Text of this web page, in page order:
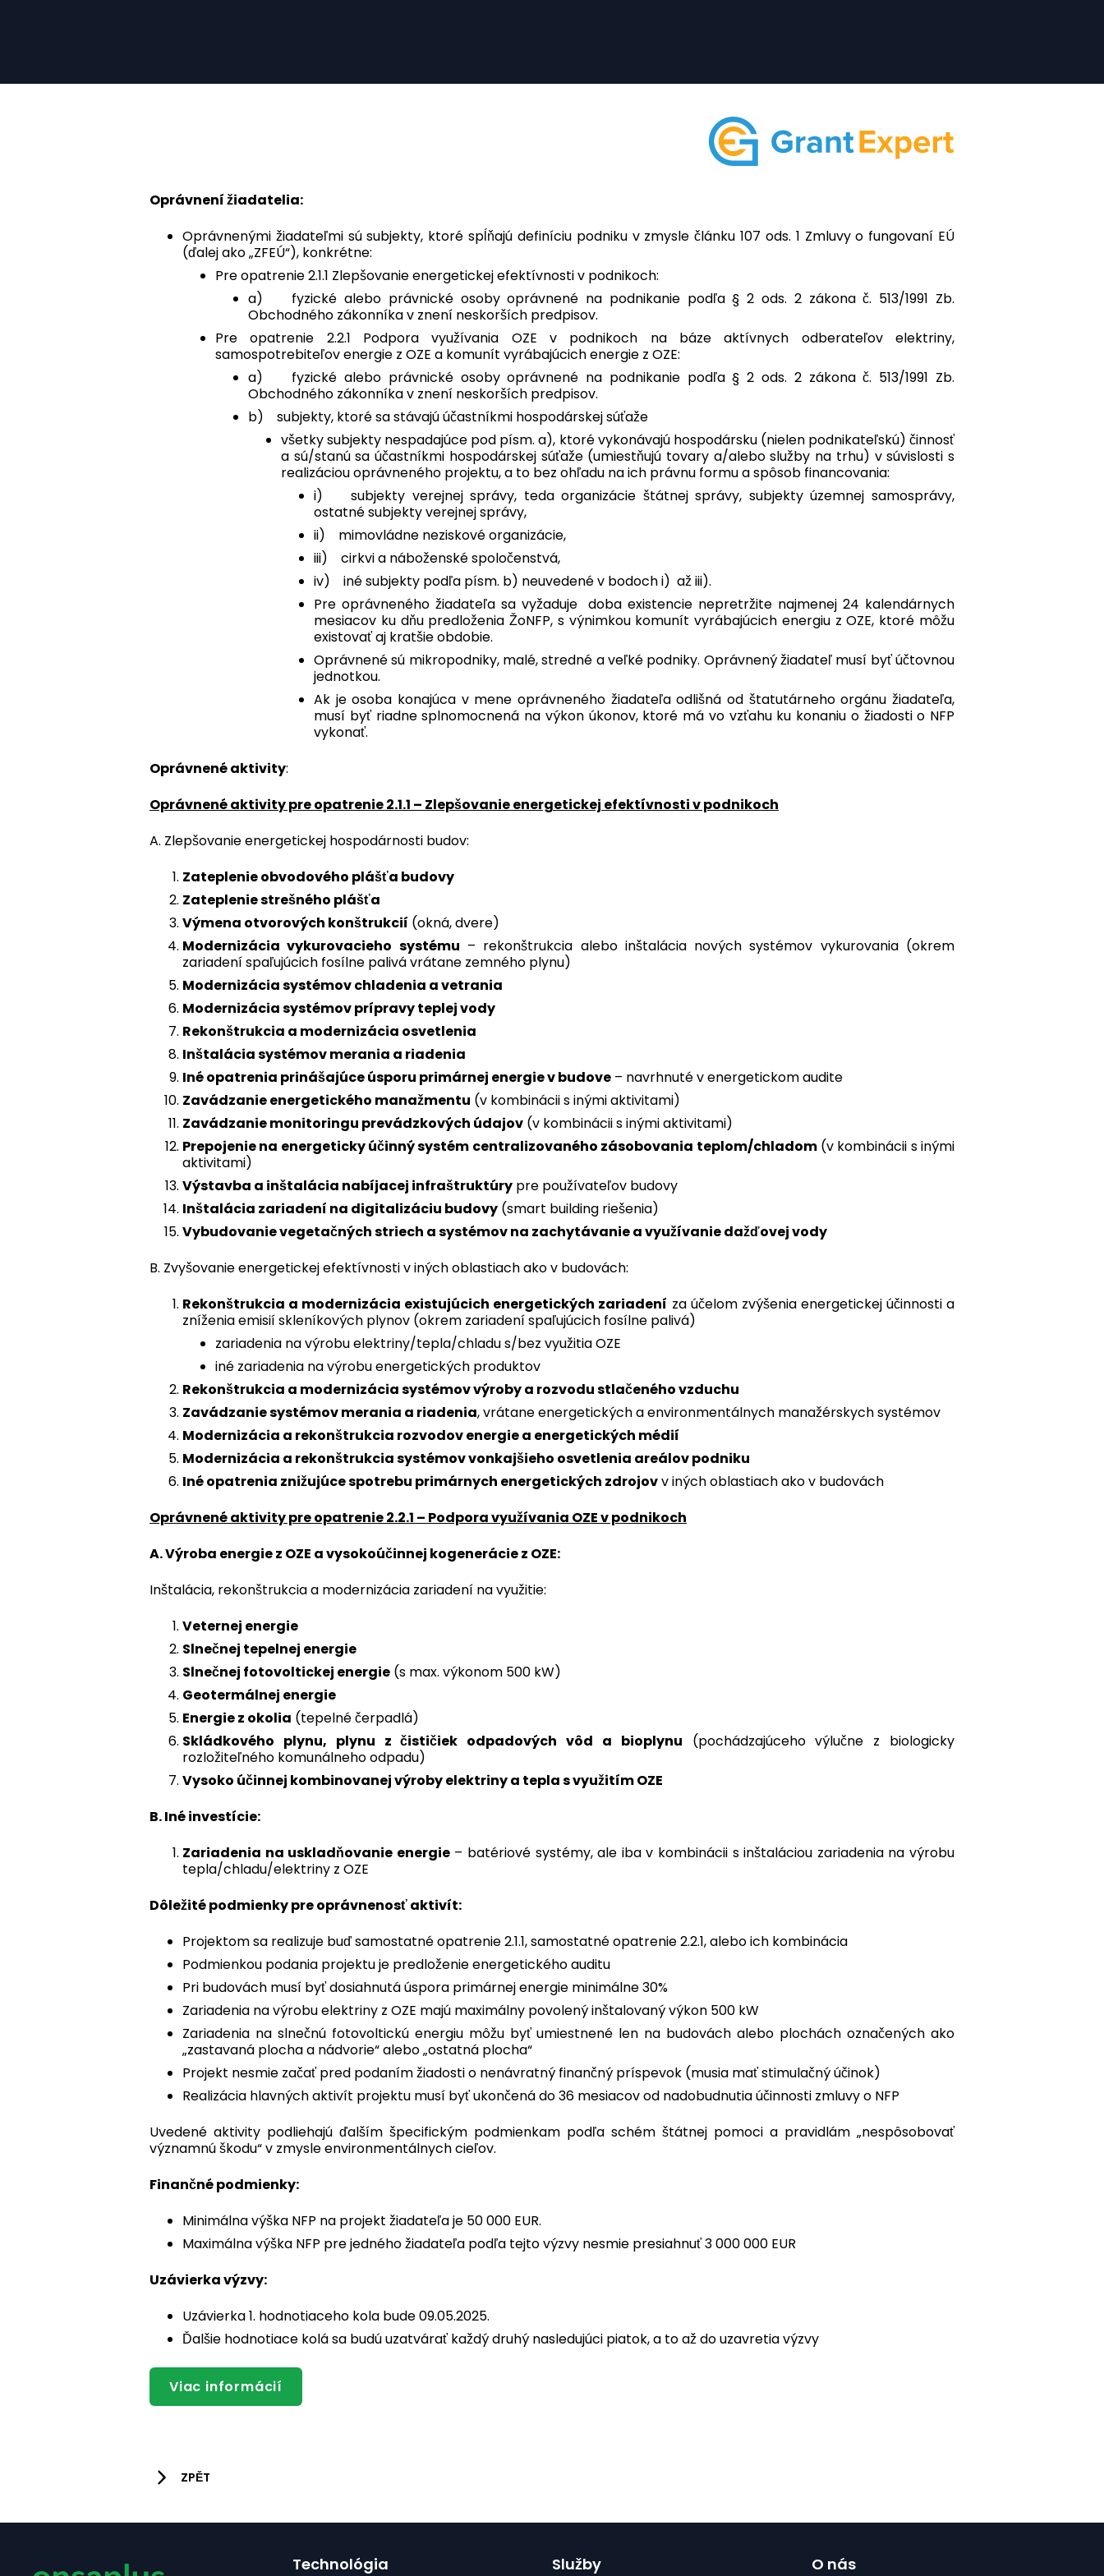
Oprávnení žiadatelia:
Oprávnenými žiadateľmi sú subjekty, ktoré spĺňajú definíciu podniku v zmysle článku 107 ods. 1 Zmluvy o fungovaní EÚ
(ďalej ako „ZFEÚ“), konkrétne:
Pre opatrenie 2.1.1 Zlepšovanie energetickej efektívnosti v podnikoch:
a) fyzické alebo právnické osoby oprávnené na podnikanie podľa § 2 ods. 2 zákona č. 513/1991 Zb.
Obchodného zákonníka v znení neskorších predpisov.
Pre opatrenie 2.2.1 Podpora využívania OZE v podnikoch na báze aktívnych odberateľov elektriny,
samospotrebiteľov energie z OZE a komunít vyrábajúcich energie z OZE:
a) fyzické alebo právnické osoby oprávnené na podnikanie podľa § 2 ods. 2 zákona č. 513/1991 Zb.
Obchodného zákonníka v znení neskorších predpisov.
b) subjekty, ktoré sa stávajú účastníkmi hospodárskej súťaže
všetky subjekty nespadajúce pod písm. a), ktoré vykonávajú hospodársku (nielen podnikateľskú) činnosť
a sú/stanú sa účastníkmi hospodárskej súťaže (umiestňujú tovary a/alebo služby na trhu) v súvislosti s
realizáciou oprávneného projektu, a to bez ohľadu na ich právnu formu a spôsob financovania:
i) subjekty verejnej správy, teda organizácie štátnej správy, subjekty územnej samosprávy,
ostatné subjekty verejnej správy,
ii) mimovládne neziskové organizácie,
iii) cirkvi a náboženské spoločenstvá,
iv) iné subjekty podľa písm. b) neuvedené v bodoch i) až iii).
Pre oprávneného žiadateľa sa vyžaduje doba existencie nepretržite najmenej 24 kalendárnych
mesiacov ku dňu predloženia ŽoNFP, s výnimkou komunít vyrábajúcich energiu z OZE, ktoré môžu
existovať aj kratšie obdobie.
Oprávnené sú mikropodniky, malé, stredné a veľké podniky. Oprávnený žiadateľ musí byť účtovnou
jednotkou.
Ak je osoba konajúca v mene oprávneného žiadateľa odlišná od štatutárneho orgánu žiadateľa,
musí byť riadne splnomocnená na výkon úkonov, ktoré má vo vzťahu ku konaniu o žiadosti o NFP
vykonať.
Oprávnené aktivity:
Oprávnené aktivity pre opatrenie 2.1.1 – Zlepšovanie energetickej efektívnosti v podnikoch
A. Zlepšovanie energetickej hospodárnosti budov:
Zateplenie obvodového plášťa budovy
Zateplenie strešného plášťa
Výmena otvorových konštrukcií (okná, dvere)
Modernizácia vykurovacieho systému – rekonštrukcia alebo inštalácia nových systémov vykurovania (okrem
zariadení spaľujúcich fosílne palivá vrátane zemného plynu)
Modernizácia systémov chladenia a vetrania
Modernizácia systémov prípravy teplej vody
Rekonštrukcia a modernizácia osvetlenia
Inštalácia systémov merania a riadenia
Iné opatrenia prinášajúce úsporu primárnej energie v budove – navrhnuté v energetickom audite
Zavádzanie energetického manažmentu (v kombinácii s inými aktivitami)
Zavádzanie monitoringu prevádzkových údajov (v kombinácii s inými aktivitami)
Prepojenie na energeticky účinný systém centralizovaného zásobovania teplom/chladom(v kombinácii s inými
aktivitami)
Výstavba a inštalácia nabíjacej infraštruktúry pre používateľov budovy
Inštalácia zariadení na digitalizáciu budovy (smart building riešenia)
Vybudovanie vegetačných striech a systémov na zachytávanie a využívanie dažďovej vody
B. Zvyšovanie energetickej efektívnosti v iných oblastiach ako v budovách:
Rekonštrukcia a modernizácia existujúcich energetických zariadení za účelom zvýšenia energetickej účinnosti a
zníženia emisií skleníkových plynov (okrem zariadení spaľujúcich fosílne palivá)
zariadenia na výrobu elektriny/tepla/chladu s/bez využitia OZE
iné zariadenia na výrobu energetických produktov
Rekonštrukcia a modernizácia systémov výroby a rozvodu stlačeného vzduchu
Zavádzanie systémov merania a riadenia, vrátane energetických a environmentálnych manažérskych systémov
Modernizácia a rekonštrukcia rozvodov energie a energetických médií
Modernizácia a rekonštrukcia systémov vonkajšieho osvetlenia areálov podniku
Iné opatrenia znižujúce spotrebu primárnych energetických zdrojovv iných oblastiach ako v budovách
Oprávnené aktivity pre opatrenie 2.2.1 – Podpora využívania OZE v podnikoch
A. Výroba energie z OZE a vysokoúčinnej kogenerácie z OZE:
Inštalácia, rekonštrukcia a modernizácia zariadení na využitie:
Veternej energie
Slnečnej tepelnej energie
Slnečnej fotovoltickej energie (s max. výkonom 500 kW)
Geotermálnej energie
Energie z okolia (tepelné čerpadlá)
Skládkového plynu, plynu z čističiek odpadových vôd a bioplynu (pochádzajúceho výlučne z biologicky
rozložiteľného komunálneho odpadu)
Vysoko účinnej kombinovanej výroby elektriny a tepla s využitím OZE
B. Iné investície:
Zariadenia na uskladňovanie energie– batériové systémy, ale iba v kombinácii s inštaláciou zariadenia na výrobu
tepla/chladu/elektriny z OZE
Dôležité podmienky pre oprávnenosť aktivít:
Projektom sa realizuje buď samostatné opatrenie 2.1.1, samostatné opatrenie 2.2.1, alebo ich kombinácia
Podmienkou podania projektu je predloženie energetického auditu
Pri budovách musí byť dosiahnutá úspora primárnej energie minimálne 30%
Zariadenia na výrobu elektriny z OZE majú maximálny povolený inštalovaný výkon 500 kW
Zariadenia na slnečnú fotovoltickú energiu môžu byť umiestnené len na budovách alebo plochách označených ako
„zastavaná plocha a nádvorie“ alebo „ostatná plocha“
Projekt nesmie začať pred podaním žiadosti o nenávratný finančný príspevok (musia mať stimulačný účinok)
Realizácia hlavných aktivít projektu musí byť ukončená do 36 mesiacov od nadobudnutia účinnosti zmluvy o NFP
Uvedené aktivity podliehajú ďalším špecifickým podmienkam podľa schém štátnej pomoci a pravidlám „nespôsobovať
významnú škodu“ v zmysle environmentálnych cieľov.
Finančné podmienky:
Minimálna výška NFP na projekt žiadateľa je 50 000 EUR.
Maximálna výška NFP pre jedného žiadateľa podľa tejto výzvy nesmie presiahnuť 3 000 000 EUR
Uzávierka výzvy:
Uzávierka 1. hodnotiaceho kola bude 09.05.2025.
Ďalšie hodnotiace kolá sa budú uzatvárať každý druhý nasledujúci piatok, a to až do uzavretia výzvy
Viac informácií
ZPĚT
Technológia Služby O nás
Angličtina
Fínsko
Angličtina
Francúzsko
Angličtina
Nemecko
Deutsch|English
Grécko
Angličtina
Maďarsko
Magyar|English
Írsko
Angličtina
Taliansko
Angličtina
Lotyšsko
Angličtina
Litva
Luxembursko
Deutsch
Dutch
Poľsko
Polski
Portugalsko
Angličtina
Rumunsko
Slovensko
Slovensky
Slovinsko
Angličtina
Španielsko
Angličtina
Švédsko
Angličtina
Nevidíte svoj región? Zobraziť všetky regióny